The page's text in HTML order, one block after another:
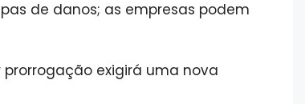
de danos; as empresas podem
exigirá uma nova